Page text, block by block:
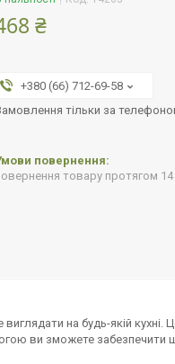
₴
+380 (66) 712-69-58
тільки за
товару протягом 14
на будь-якій кухні.
ви зможете забезпечити